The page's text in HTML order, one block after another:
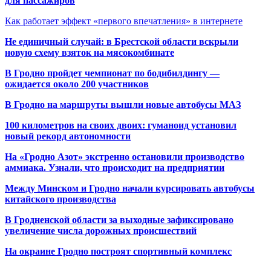
Как работает эффект «первого впечатления» в интернете
Не единичный случай: в Брестской области вскрыли
новую схему взяток на мясокомбинате
В Гродно пройдет чемпионат по бодибилдингу —
ожидается около 200 участников
В Гродно на маршруты вышли новые автобусы МАЗ
100 километров на своих двоих: гуманоид установил
новый рекорд автономности
На «Гродно Азот» экстренно остановили производство
аммиака. Узнали, что происходит на предприятии
Между Минском и Гродно начали курсировать автобусы
китайского производства
В Гродненской области за выходные зафиксировано
увеличение числа дорожных происшествий
На окраине Гродно построят спортивный комплекс